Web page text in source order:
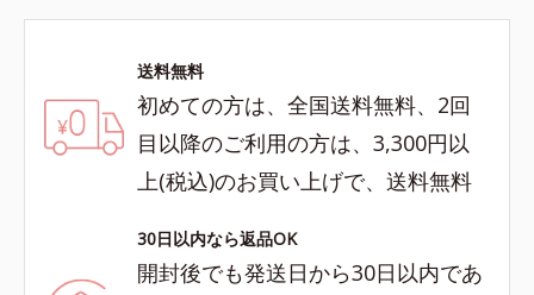
送料無料
初めての方は、全国送料無料、2回
目以降のご利用の方は、3,300円以
上(税込)のお買い上げで、送料無料
30日以内なら返品OK
開封後でも発送日から30日以内であ